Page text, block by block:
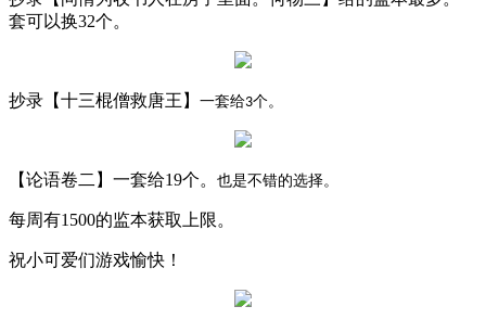
套可以换32个。
抄录【十三棍僧救唐王】 一套给3个。
【论语卷二】 一套给19个。 也是不错的选择。
每周有1500的监本获取上限。
祝小可爱们游戏愉快！